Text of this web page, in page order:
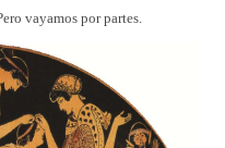
vayamos por partes.